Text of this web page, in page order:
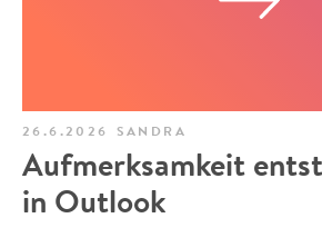
26.6.2026 SANDRA
Aufmerksamkeit
in Outlook